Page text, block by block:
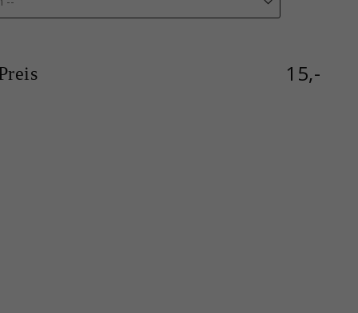
15,-